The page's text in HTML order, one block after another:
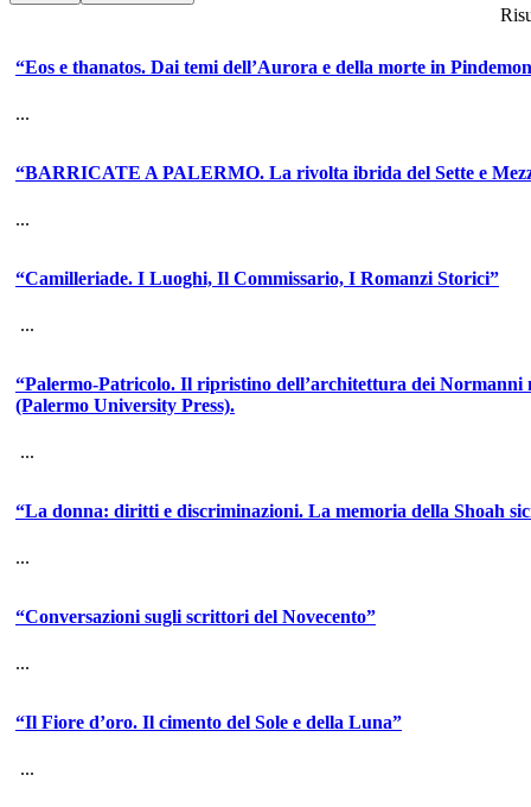
“Eos e thanatos. Dai temi dell’Aurora e della morte in
...
“BARRICATE A PALERMO. La rivolta ibrida del Sette e
...
“Camilleriade. I Luoghi, Il Commissario, I Romanzi Storici”
...
“Palermo-Patricolo. Il ripristino dell’architettura dei Normanni
(Palermo University Press).
...
“La donna: diritti e discriminazioni. La memoria della Shoah
...
“Conversazioni sugli scrittori del Novecento”
...
“Il Fiore d’oro. Il cimento del Sole e della Luna”
...